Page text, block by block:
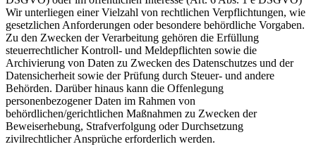
Wir unterliegen einer Vielzahl von rechtlichen Verpflichtungen, wie
gesetzlichen Anforderungen oder besondere behördliche Vorgaben.
Zu den Zwecken der Verarbeitung gehören die Erfüllung
steuerrechtlicher Kontroll- und Meldepflichten sowie die
Archivierung von Daten zu Zwecken des Datenschutzes und der
Datensicherheit sowie der Prüfung durch Steuer- und andere
Behörden. Darüber hinaus kann die Offenlegung
personenbezogener Daten im Rahmen von
behördlichen/gerichtlichen Maßnahmen zu Zwecken der
Beweiserhebung, Strafverfolgung oder Durchsetzung
zivilrechtlicher Ansprüche erforderlich werden.